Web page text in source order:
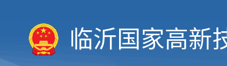
临沂国家高新